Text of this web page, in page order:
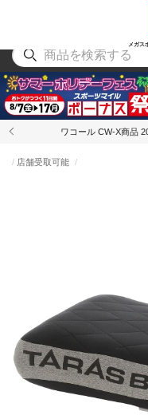
メガス
アウト
ワコール CW-X商品
店舗受取可能